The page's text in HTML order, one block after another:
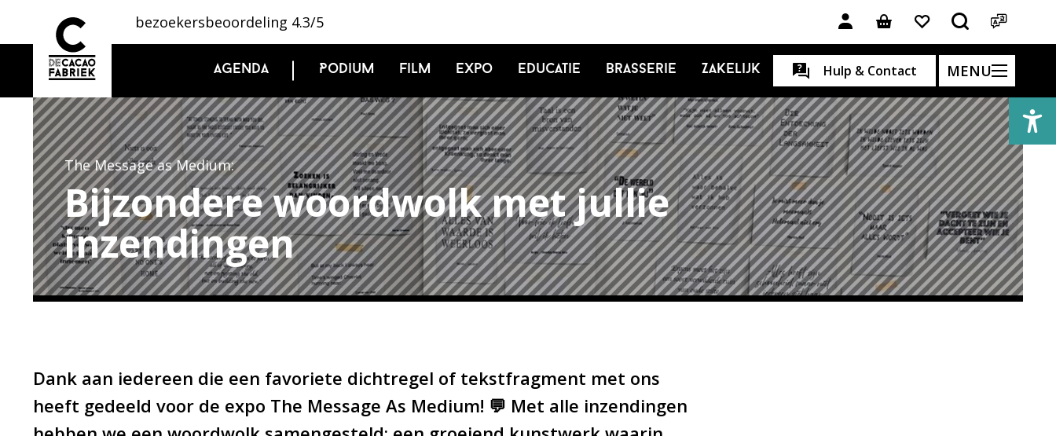
bezoekersbeoordeling 4.3/5
Agenda Podium Film Expo Educatie Brasserie Zakelijk Hulp & Contact MENU
Bijzondere woordwolk met jullie
inzendingen
The Message as Medium:
Dank aan iedereen die een favoriete dichtregel of tekstfragment met ons
heeft gedeeld voor de expo The Message As Medium! 💬 Met alle inzendingen